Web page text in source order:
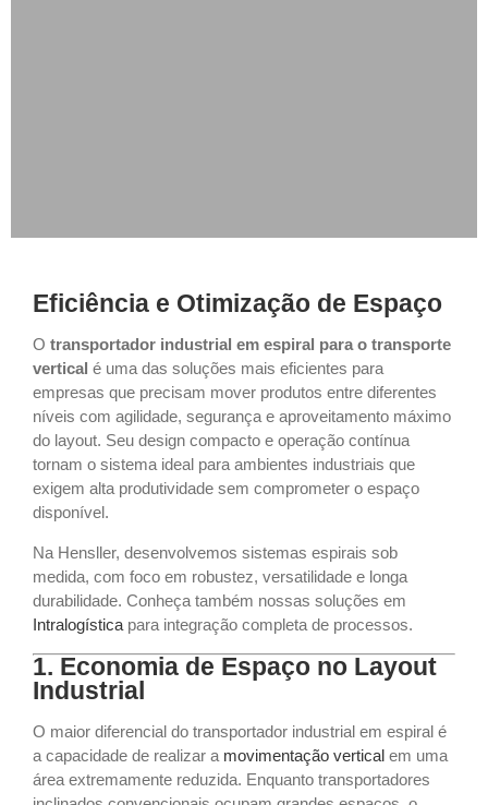
Eficiência e Otimização de Espaço
O transportador industrial em espiral para o transporte
vertical é uma das soluções mais eficientes para
empresas que precisam mover produtos entre diferentes
níveis com agilidade, segurança e aproveitamento máximo
do layout. Seu design compacto e operação contínua
tornam o sistema ideal para ambientes industriais que
exigem alta produtividade sem comprometer o espaço
disponível.
Na Hensller, desenvolvemos sistemas espirais sob
medida, com foco em robustez, versatilidade e longa
durabilidade. Conheça também nossas soluções em
Intralogística para integração completa de processos.
1. Economia de Espaço no Layout
Industrial
O maior diferencial do transportador industrial em espiral é
a capacidade de realizar a movimentação vertical em uma
área extremamente reduzida. Enquanto transportadores